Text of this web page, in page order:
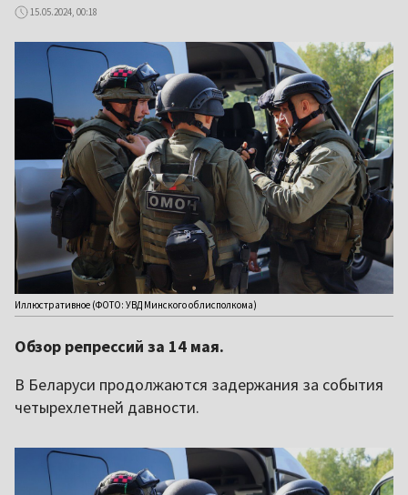
15.05.2024, 00:18
Иллюстративное (ФОТО: УВД Минского облисполкома)
Обзор репрессий за 14 мая.
В Беларуси продолжаются задержания за события
четырехлетней давности.